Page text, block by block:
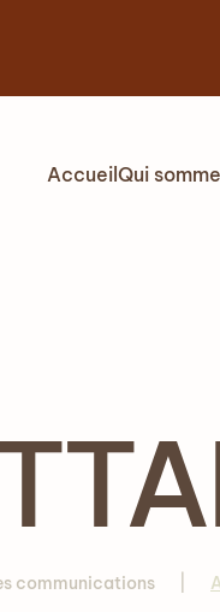
AccueilQui
communications